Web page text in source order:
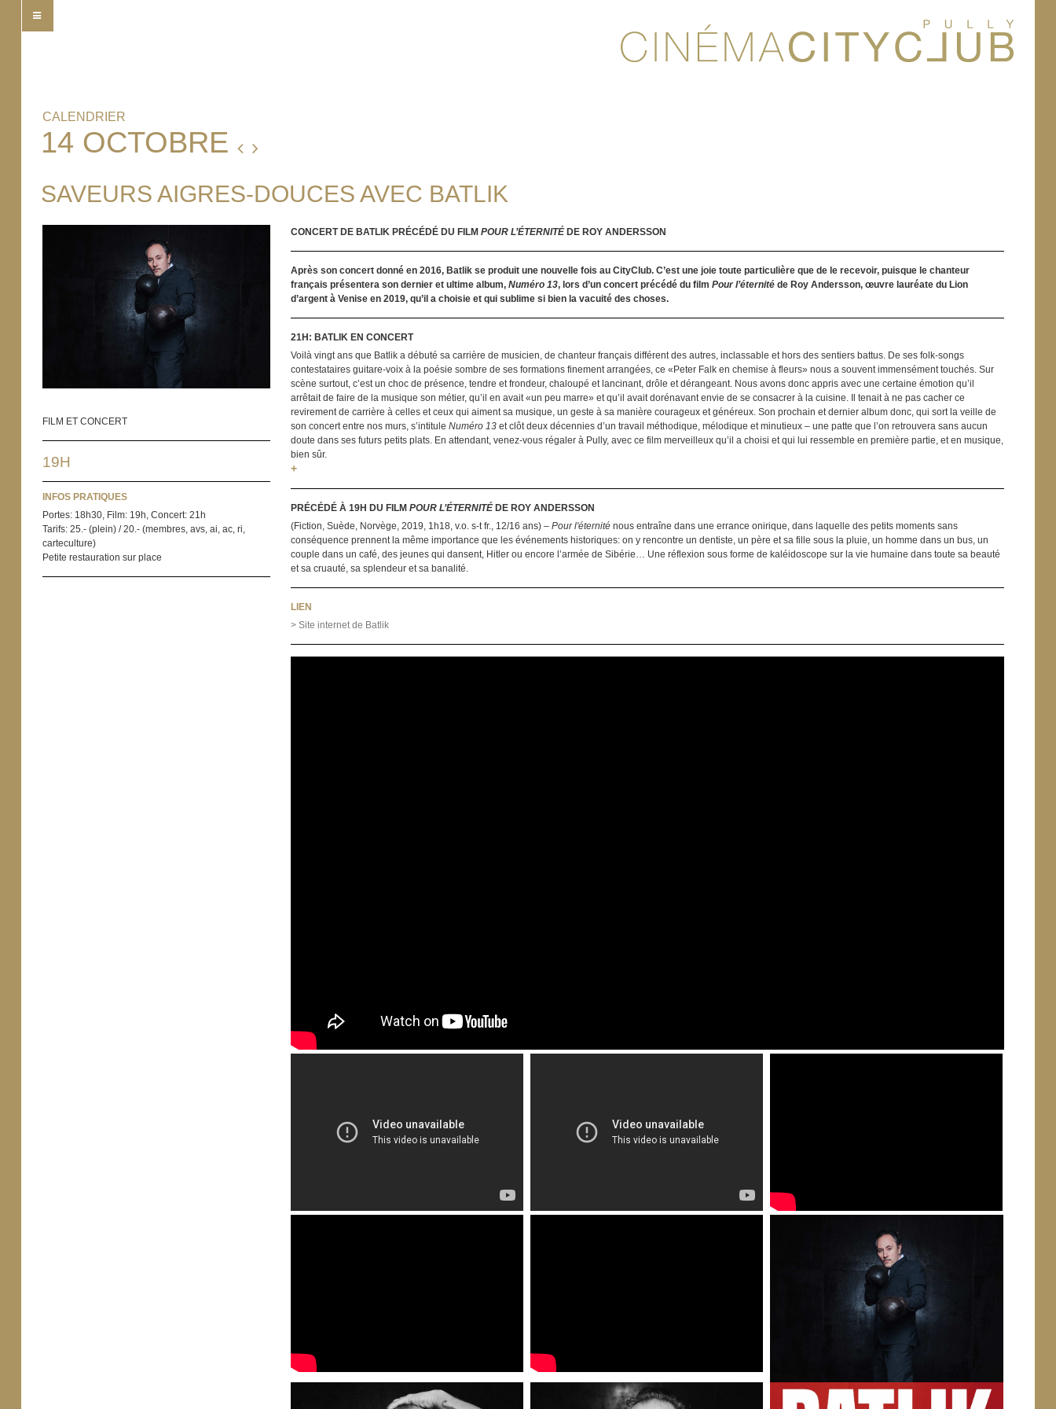
14 OCTOBRE
SAVEURS AIGRES-DOUCES AVEC BATLIK
FILM ET CONCERT
19H
INFOS PRATIQUES
Portes: 18h30, Film: 19h, Concert: 21h
Tarifs: 25.- (plein) / 20.- (membres, avs, ai, ac, ri,
carteculture)
Petite restauration sur place
CONCERT DE BATLIK PRÉCÉDÉ DU FILM POUR L’ÉTERNITÉDE ROY ANDERSSON
Après son concert donné en 2016, Batlik se produit une nouvelle fois au CityClub. C’est une joie toute particulière que de le recevoir, puisque le chanteur
français présentera son dernier et ultime album, Numéro 13, lors d’un concert précédé du film Pour l’éternitéde Roy Andersson, œuvre lauréate du Lion
d’argent à Venise en 2019, qu’il a choisie et qui sublime si bien la vacuité des choses.
21H: BATLIK EN CONCERT
Voilà vingt ans que Batlik a débuté sa carrière de musicien, de chanteur français différent des autres, inclassable et hors des sentiers battus. De ses folk-songs
contestataires guitare-voix à la poésie sombre de ses formations finement arrangées, ce «Peter Falk en chemise à fleurs» nous a souvent immensément touchés. Sur
scène surtout, c’est un choc de présence, tendre et frondeur, chaloupé et lancinant, drôle et dérangeant. Nous avons donc appris avec une certaine émotion qu’il
arrêtait de faire de la musique son métier, qu’il en avait «un peu marre» et qu’il avait dorénavant envie de se consacrer à la cuisine. Il tenait à ne pas cacher ce
revirement de carrière à celles et ceux qui aiment sa musique, un geste à sa manière courageux et généreux. Son prochain et dernier album donc, qui sort la veille de
son concert entre nos murs, s’intitule Numéro 13et clôt deux décennies d’un travail méthodique, mélodique et minutieux – une patte que l’on retrouvera sans aucun
doute dans ses futurs petits plats. En attendant, venez-vous régaler à Pully, avec ce film merveilleux qu’il a choisi et qui lui ressemble en première partie, et en musique,
bien sûr.
+
PRÉCÉDÉ À 19H DU FILM POUR L’ÉTERNITÉDE ROY ANDERSSON
(Fiction, Suède, Norvège, 2019, 1h18, v.o. s-t fr., 12/16 ans) – Pour l'éterniténous entraîne dans une errance onirique, dans laquelle des petits moments sans
conséquence prennent la même importance que les événements historiques: on y rencontre un dentiste, un père et sa fille sous la pluie, un homme dans un bus, un
couple dans un café, des jeunes qui dansent, Hitler ou encore l’armée de Sibérie… Une réflexion sous forme de kaléidoscope sur la vie humaine dans toute sa beauté
et sa cruauté, sa splendeur et sa banalité.
LIEN
> Site internet de Batlik
CALENDRIER